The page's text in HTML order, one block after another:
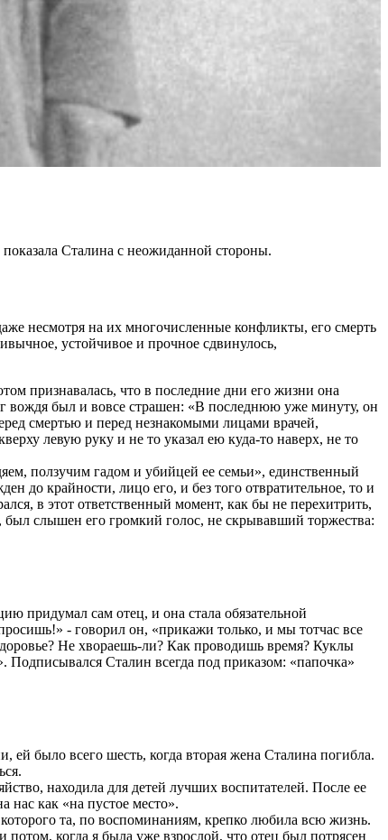
Сталина с неожиданной стороны.
несмотря на их многочисленные конфликты, его смерть
устойчивое и прочное сдвинулось,
признавалась, что в последние дни его жизни она
вождя был и вовсе страшен: «В последнюю уже минуту, он
смертью и перед незнакомыми лицами врачей,
левую руку и не то указал ею куда-то наверх, не то
ползучим гадом и убийцей ее семьи», единственный
до крайности, лицо его, и без того отвратительное, то и
в этот ответственный момент, как бы не перехитрить,
был слышен его громкий голос, не скрывавший торжества:
придумал сам отец, и она стала обязательной
- говорил он, «прикажи только, и мы тотчас все
Не хвораешь-ли? Как проводишь время? Куклы
Сталин всегда под приказом: «папочка»
было всего шесть, когда вторая жена Сталина погибла.
находила для детей лучших воспитателей. После ее
нас как «на пустое место».
та, по воспоминаниям, крепко любила всю жизнь.
потом, когда я была уже взрослой, что отец был потрясен